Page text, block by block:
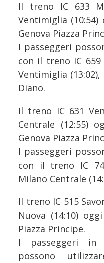
Il treno IC 633
Ventimiglia
Genova Piazza
I passeggeri
con il treno IC 659
Ventimiglia
Diano.
Il treno IC 631
Centrale (12:55)
Genova Piazza
I passeggeri
con il treno IC
Milano Centrale
Il treno IC 515
Nuova (14:10)
Piazza Principe.
I passeggeri in
possono